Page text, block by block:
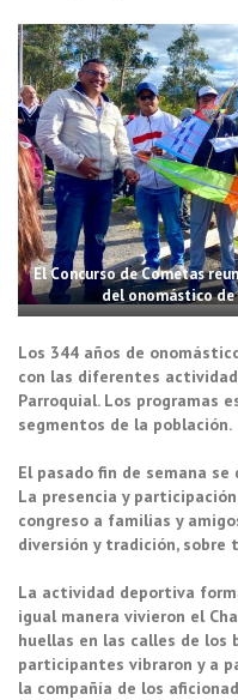
El Concurso de Cometas
del onomástico
Los 344 años de
con las diferentes
Parroquial. Los programas
segmentos de la población.
El pasado fin de semana se
La presencia y
congreso a familias y
diversión y tradición, sobre
La actividad deportiva
igual manera vivieron el
huellas en las calles de los
participantes vibraron y a
la compañía de los